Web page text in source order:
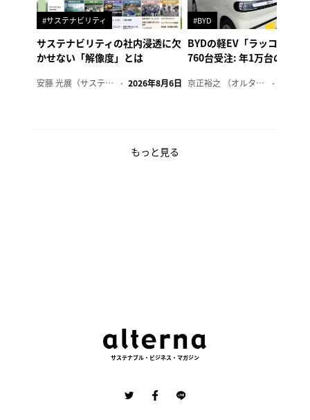
#サステナビリティ
サステナビリティの社内浸透に欠
かせない「解像度」とは
安藤 光展（サステナビリティ・コンサルタント） 2026年8月6日
#BYD
BYDの軽EV「ラッコ」、1
760台受注: 年1万台の販売
京正裕之 （オルタナ副編集長）
もっと見る
サステナブル・ビジネス・マガジン